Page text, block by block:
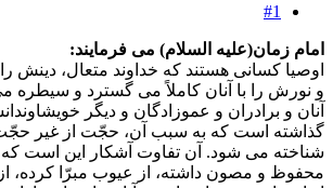
#1
زمان(علیه السلام) می فرمایند:
کسانی هستند که خداوند متعال، دینش را با
نورش را با آنان کاملاً می گسترد و سیطره می
و برادران و عموزادگان و دیگر
است که به سبب آن، حجّت از غیر حجّت، و
می شود. آن تفاوت آشکار این است که
و مصون داشته، از عیوب مبرّا کرده، از